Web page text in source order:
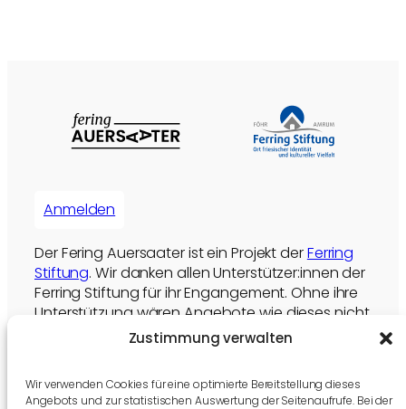
Zustimmung verwalten
Wir verwenden Cookies für eine optimierte Bereitstellung dieses
Angebots und zur statistischen Auswertung der Seitenaufrufe. Bei der
Anmelden
Der Fering Auersaater ist ein Projekt derFerring
Stiftung. Wir danken allen Unterstützer:innen der
Ferring Stiftung für ihr Engangement. Ohne ihre
Unterstützung wären Angebote wie dieses nicht